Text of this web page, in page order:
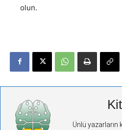
olun.
Ünlü yazarların